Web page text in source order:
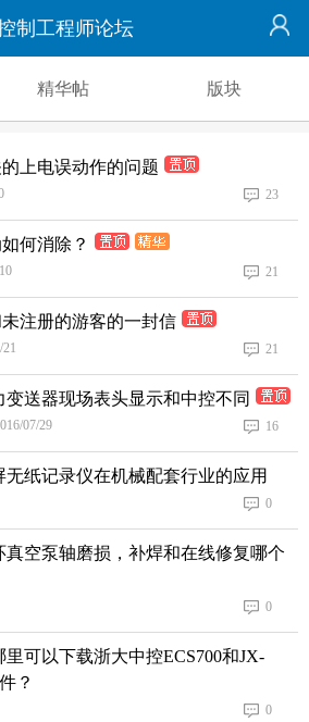
制工程师论坛
精华帖 版块
上电误动作的问题
23
何消除？
21
注册的游客的一封信
21 21
变送器现场表头显示和中控不同
07/29 16
无纸记录仪在机械配套行业的应用
0
真空泵轴磨损，补焊和在线修复哪个
0
里可以下载浙大中控ECS700和JX-
？
0